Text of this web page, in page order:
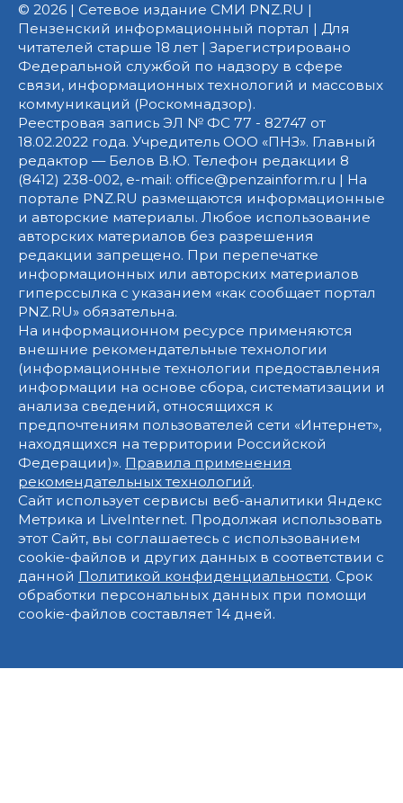
© 2026 | Сетевое издание СМИ PNZ.RU |
Пензенский информационный портал | Для
читателей старше 18 лет | Зарегистрировано
Федеральной службой по надзору в сфере
связи, информационных технологий и массовых
коммуникаций (Роскомнадзор).
Реестровая запись ЭЛ № ФС 77 - 82747 от
18.02.2022 года. Учредитель ООО «ПНЗ». Главный
редактор — Белов В.Ю. Телефон редакции 8
(8412) 238-002, e-mail: office@penzainform.ru | На
портале PNZ.RU размещаются информационные
и авторские материалы. Любое использование
авторских материалов без разрешения
редакции запрещено. При перепечатке
информационных или авторских материалов
гиперссылка с указанием «как сообщает портал
PNZ.RU» обязательна.
На информационном ресурсе применяются
внешние рекомендательные технологии
(информационные технологии предоставления
информации на основе сбора, систематизации и
анализа сведений, относящихся к
предпочтениям пользователей сети «Интернет»,
находящихся на территории Российской
Федерации)». Правила применения
рекомендательных технологий.
Сайт использует сервисы веб-аналитики Яндекс
Метрика и LiveInternet. Продолжая использовать
этот Сайт, вы соглашаетесь с использованием
cookie-файлов и других данных в соответствии с
данной Политикой конфиденциальности. Срок
обработки персональных данных при помощи
cookie-файлов составляет 14 дней.